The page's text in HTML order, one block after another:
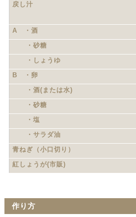
戻し汁
A ・酒
・砂糖
・しょうゆ
B ・卵
・酒(または水)
・砂糖
・塩
・サラダ油
青ねぎ（小口切り）
紅しょうが(市販)
作り方